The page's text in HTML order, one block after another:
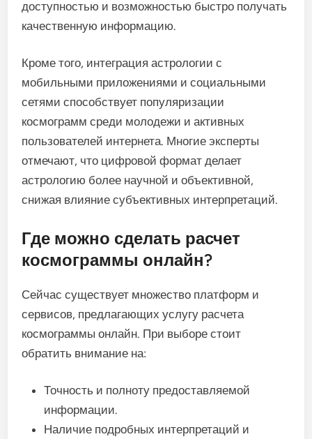
доступностью и возможностью быстро получать
качественную информацию.
Кроме того, интеграция астрологии с
мобильными приложениями и социальными
сетями способствует популяризации
космограмм среди молодежи и активных
пользователей интернета. Многие эксперты
отмечают, что цифровой формат делает
астрологию более научной и объективной,
снижая влияние субъективных интерпретаций.
Где можно сделать расчет
космограммы онлайн?
Сейчас существует множество платформ и
сервисов, предлагающих услугу расчета
космограммы онлайн. При выборе стоит
обратить внимание на:
Точность и полноту предоставляемой
информации.
Наличие подробных интерпретаций и